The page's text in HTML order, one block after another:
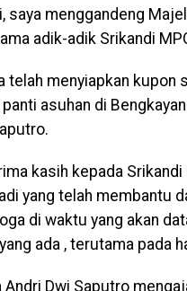
saya menggandeng
adik-adik Srikandi
telah menyiapkan
asuhan di
kasih kepada
yang telah membantu
di waktu yang akan
ada , terutama pada
Andri Dwi Saputro